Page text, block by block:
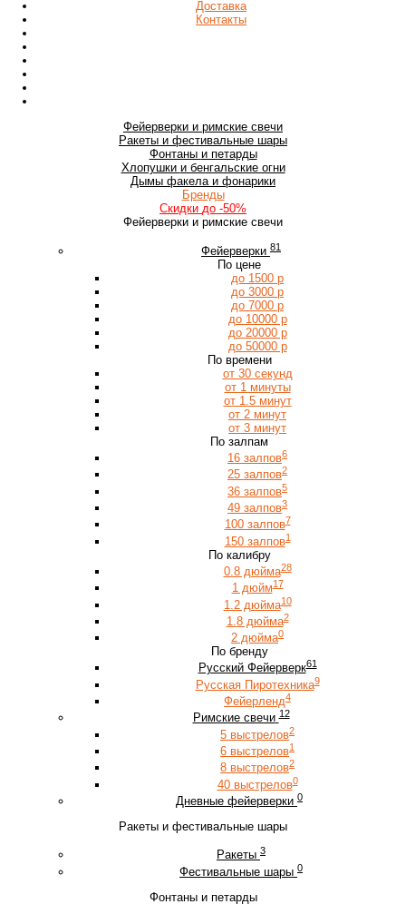
Доставка
Контакты
Фейерверки и римские свечи
Ракеты и фестивальные шары
Фонтаны и петарды
Хлопушки и бенгальские огни
Дымы факела и фонарики
Бренды
Скидки до -50%
Фейерверки и римские свечи
Фейерверки 81
По цене
до 1500 р
до 3000 р
до 7000 р
до 10000 р
до 20000 р
до 50000 р
По времени
от 30 секунд
от 1 минуты
от 1.5 минут
от 2 минут
от 3 минут
По залпам
16 залпов6
25 залпов2
36 залпов5
49 залпов3
100 залпов7
150 залпов1
По калибру
0.8 дюйма28
1 дюйм17
1.2 дюйма10
1.8 дюйма2
2 дюйма0
По бренду
Русский Фейерверк61
Русская Пиротехника9
Фейерленд4
Римские свечи 12
5 выстрелов2
6 выстрелов1
8 выстрелов2
40 выстрелов0
Дневные фейерверки 0
Ракеты и фестивальные шары
Ракеты 3
Фестивальные шары 0
Фонтаны и петарды